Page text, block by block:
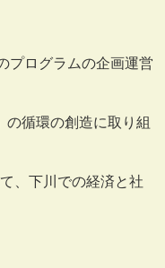
プログラムの企画運営
循環の創造に取り組
、下川での経済と社